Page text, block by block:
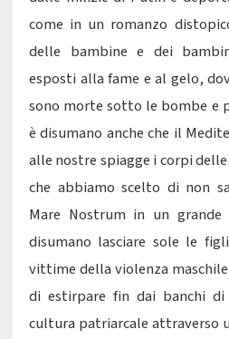
come in un romanzo
delle bambine e dei
esposti alla fame e al gelo,
sono morte sotto le bombe e
è disumano anche che il
alle nostre spiagge i corpi
che abbiamo scelto di non
Mare Nostrum in un grande
disumano lasciare sole le
vittime della violenza
di estirpare fin dai banchi
cultura patriarcale attraverso